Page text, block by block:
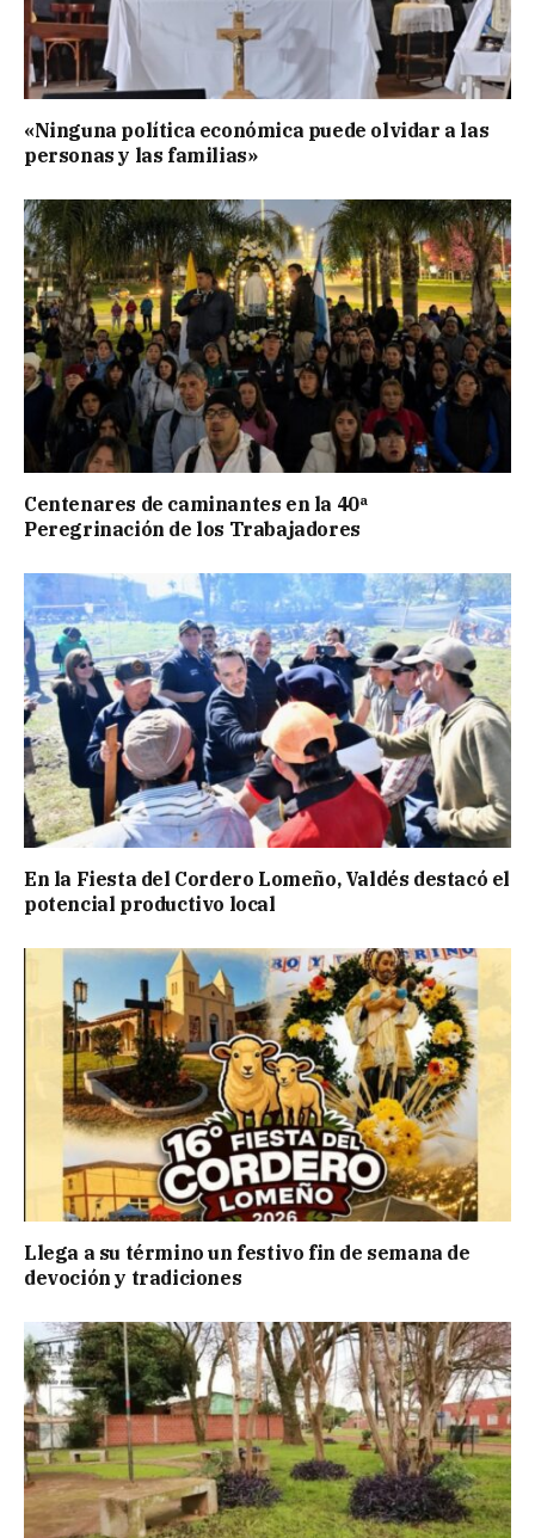
«Ninguna política económica puede olvidar a las
personas y las familias»
Centenares de caminantes en la 40ª
Peregrinación de los Trabajadores
En la Fiesta del Cordero Lomeño, Valdés destacó el
potencial productivo local
Llega a su término un festivo fin de semana de
devoción y tradiciones